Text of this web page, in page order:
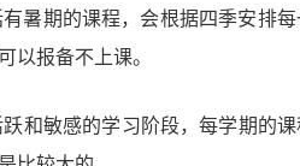
暑期的课程，会根据四季安排
报备不上课。
和敏感的学习阶段，每学期的课